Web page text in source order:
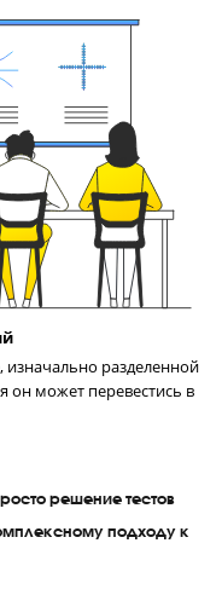
СМС с оценками
задание.